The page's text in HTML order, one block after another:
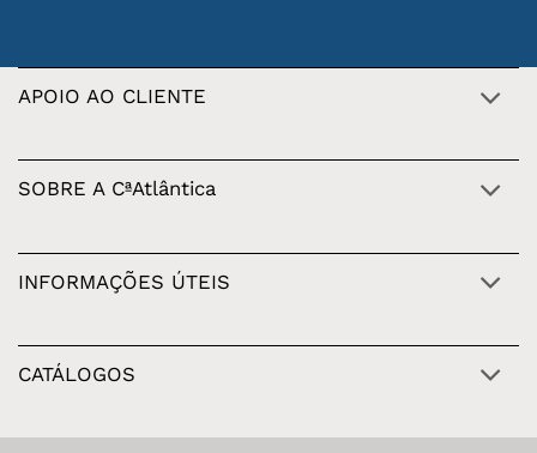
APOIO AO CLIENTE
SOBRE A CªAtlântica
INFORMAÇÕES ÚTEIS
CATÁLOGOS